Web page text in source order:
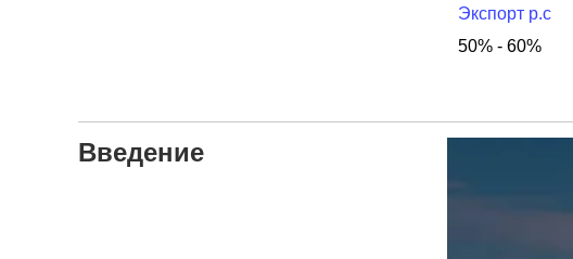
Экспорт p.c
50% - 60%
Введение